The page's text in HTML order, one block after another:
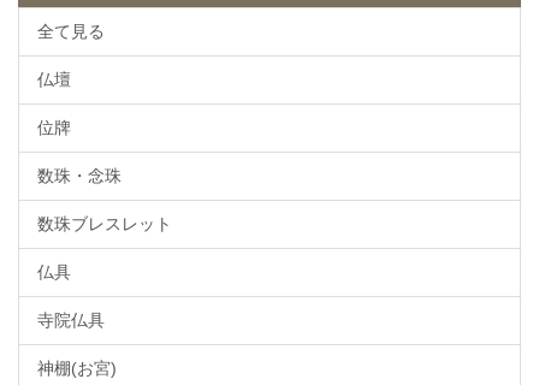
全て見る
仏壇
位牌
数珠・念珠
数珠ブレスレット
仏具
寺院仏具
神棚(お宮)